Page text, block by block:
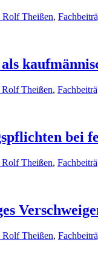
Rolf Theißen,
Theißen,
bei
Theißen,
Rolf Theißen,